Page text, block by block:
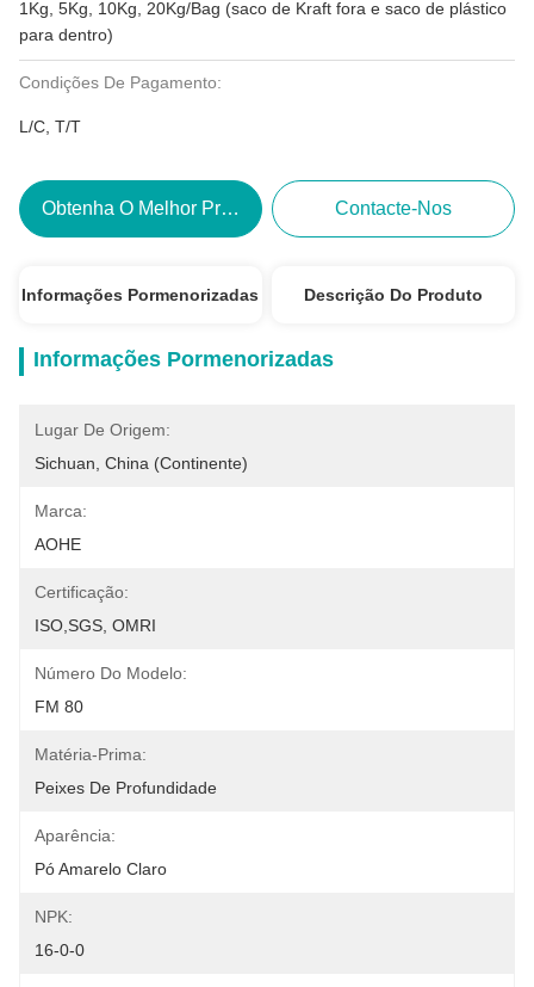
1Kg, 5Kg, 10Kg, 20Kg/Bag (saco de Kraft fora e saco de plástico
para dentro)
Condições De Pagamento:
L/C, T/T
Obtenha O Melhor Preço Contacte-Nos
Informações Pormenorizadas Descrição Do Produto
Informações Pormenorizadas
Lugar De Origem:
Sichuan, China (continente)
Marca:
AOHE
Certificação:
ISO,SGS, OMRI
Número Do Modelo:
FM 80
Matéria-Prima:
Peixes De Profundidade
Aparência:
Pó Amarelo Claro
NPK:
16-0-0